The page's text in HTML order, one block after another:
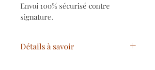
Envoi 100% sécurisé contre
signature.
Détails à savoir